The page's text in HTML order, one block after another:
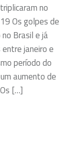
no
Os golpes de
Brasil e já
janeiro e
período do
aumento de
[…]